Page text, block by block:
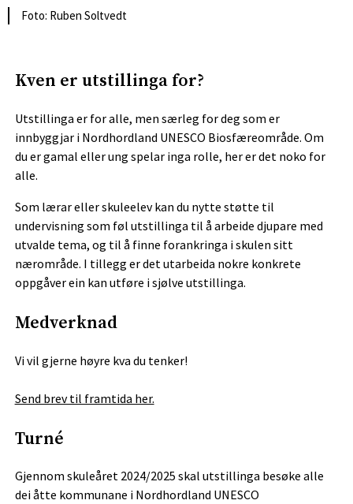
Foto: Ruben Soltvedt
Kven er utstillinga for?
Utstillinga er for alle, men særleg for deg som er
innbyggjar i Nordhordland UNESCO Biosfæreområde. Om
du er gamal eller ung spelar inga rolle, her er det noko for
alle.
Som lærar eller skuleelev kan du nytte støtte til
undervisning som føl utstillinga til å arbeide djupare med
utvalde tema, og til å finne forankringa i skulen sitt
nærområde. I tillegg er det utarbeida nokre konkrete
oppgåver ein kan utføre i sjølve utstillinga.
Medverknad
Vi vil gjerne høyre kva du tenker!
Send brev til framtida her.
Turné
Gjennom skuleåret 2024/2025 skal utstillinga besøke alle
dei åtte kommunane i Nordhordland UNESCO